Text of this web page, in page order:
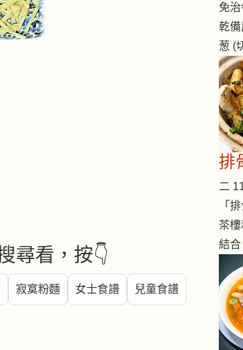
尋看，按👇
寂寞粉麵 女士食譜 兒童食譜
免
乾備
葱 (
排
二
「
茶
結